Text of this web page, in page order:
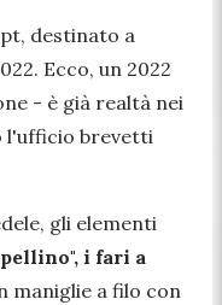
destinato a
Ecco, un 2022
- è già realtà nei
l'ufficio brevetti
gli elementi
i fari a
maniglie a filo con